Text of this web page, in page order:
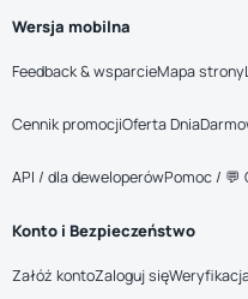
Wersja mobilna
Feedback & wsparcieMapa strony
Cennik promocjiOferta Dnia
API / dla deweloperówPomoc / 💬
Konto i Bezpieczeństwo
Załóż kontoZaloguj się